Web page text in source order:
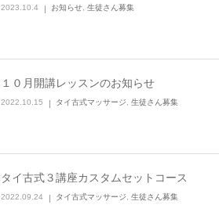
2023.10.4 お知らせ 生徒さん募集
１０月開講レッスンのお知らせ
2022.10.15 タイ古式マッサージ 生徒さん募集
タイ古式３講座カスタムセットコース
2022.09.24 タイ古式マッサージ, 生徒さん募集